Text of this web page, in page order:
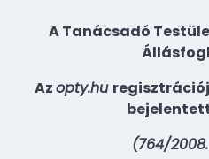
A Tanácsadó
Azopty.hu
(764/